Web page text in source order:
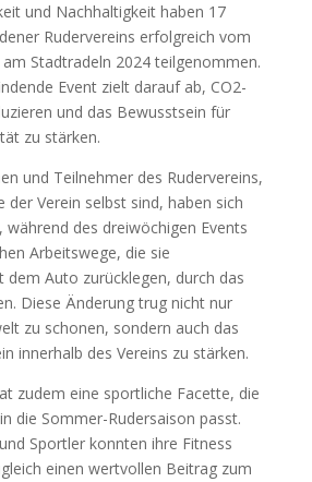
und Nachhaltigkeit haben 17
Rudervereins erfolgreich vom
Stadtradeln 2024 teilgenommen.
Event zielt darauf ab, CO2-
und das Bewusstsein für
zu stärken.
und Teilnehmer des Rudervereins,
der Verein selbst sind, haben sich
während des dreiwöchigen Events
Arbeitswege, die sie
Auto zurücklegen, durch das
Diese Änderung trug nicht nur
zu schonen, sondern auch das
innerhalb des Vereins zu stärken.
zudem eine sportliche Facette, die
die Sommer-Rudersaison passt.
Sportler konnten ihre Fitness
einen wertvollen Beitrag zum